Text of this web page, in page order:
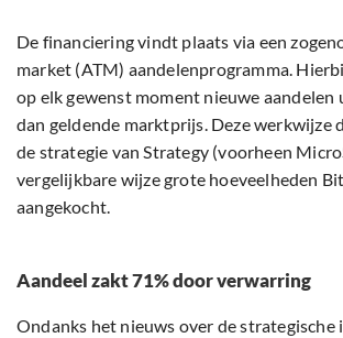
De financiering vindt plaats via een
market (ATM) aandelenprogramma.
op elk gewenst moment nieuwe aandelen
dan geldende marktprijs. Deze werkwijze
de strategie van Strategy (voorheen
vergelijkbare wijze grote hoeveelheden
aangekocht.
Aandeel zakt 71% door verwarring
Ondanks het nieuws over de strategische